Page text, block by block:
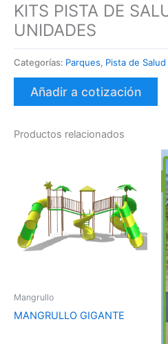
KITS PISTA DE
UNIDADES
Categorías: Parques, Pista de Salud
Añadir a cotización
Productos relacionados
Mangrullo
MANGRULLO GIGANTE